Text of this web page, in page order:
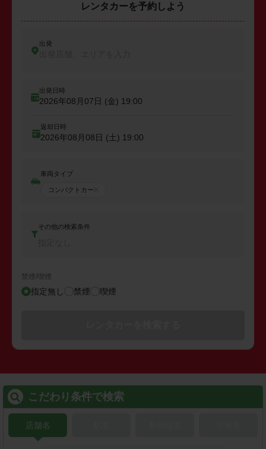
レンタカーを予約しよう
出発
出発日時
2026年08月07日 (金) 19:00
返却日時
2026年08月08日 (土) 19:00
車両タイプ
コンパクトカー
その他の検索条件
禁煙/喫煙
指定無し 禁煙 喫煙
こだわり条件で検索
店舗名